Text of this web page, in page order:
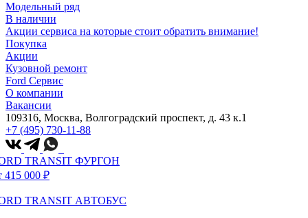
Модельный ряд
В наличии
Акции сервиса на которые стоит обратить внимание!
Покупка
Акции
Кузовной ремонт
Ford Сервис
О компании
Вакансии
109316, Москва, Волгоградский проспект, д. 43 к.1
+7 (495) 730-11-88
TRANSIT ФУРГОН
415 000 ₽
TRANSIT АВТОБУС